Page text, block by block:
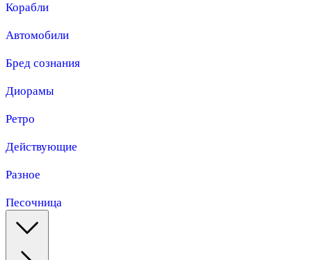
Корабли
Автомобили
Бред сознания
Диорамы
Ретро
Действующие
Разное
Песочница